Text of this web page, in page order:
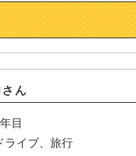
ん
目
ライブ、旅行